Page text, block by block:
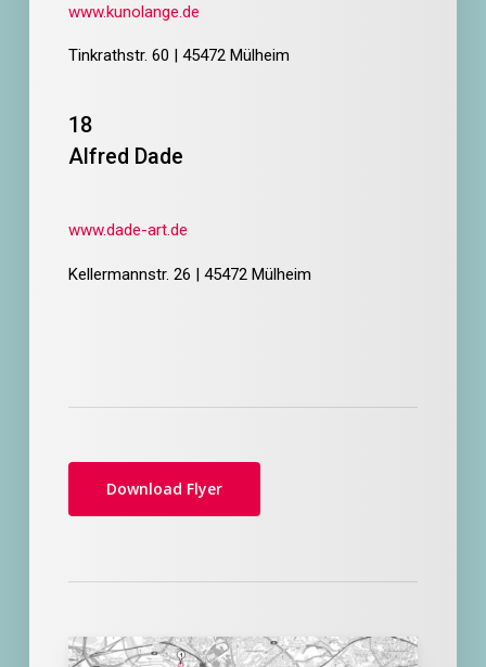
www.kunolange.de
Tinkrathstr. 60 | 45472 Mülheim
18
Alfred Dade
www.dade-art.de
Kellermannstr. 26 | 45472 Mülheim
Download Flyer